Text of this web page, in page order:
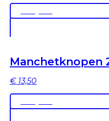
Manchetknopen
€ 13,50